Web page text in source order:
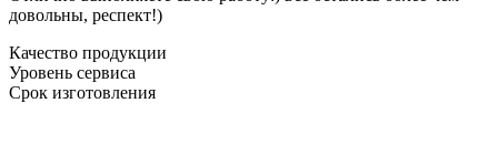
довольны, респект!)
Качество продукции
Уровень сервиса
Срок изготовления